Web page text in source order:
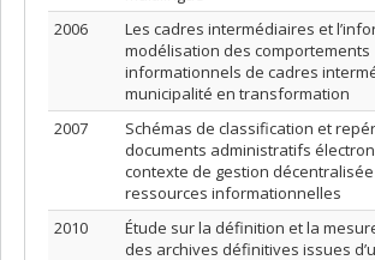
2006
Les cadres intermédiaires et
modélisation des comportements
informationnels de cadres
municipalité en transformation
2007
Schémas de classification et
documents administratifs
contexte de gestion
ressources informationnelles
2010
Étude sur la définition et la
des archives définitives issues